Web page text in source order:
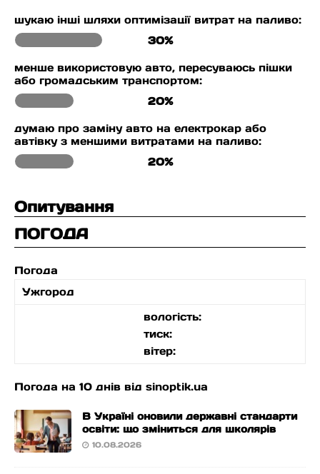
шукаю інші шляхи оптимізації витрат на паливо:
30%
менше використовую авто, пересуваюсь пішки
або громадським транспортом:
20%
думаю про заміну авто на електрокар або
автівку з меншими витратами на паливо:
20%
Опитування
ПОГОДА
Погода
Ужгород
вологість:
тиск:
вітер:
Погода на 10 днів від sinoptik.ua
В Україні оновили державні стандарти
освіти: що зміниться для школярів
10.08.2026